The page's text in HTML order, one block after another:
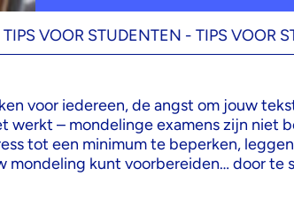
STUDENTEN -TIPS VOOR
voor iedereen, de angst om jouw
werkt – mondelinge examens zijn niet
tot een minimum te beperken,
mondeling kunt voorbereiden… door te